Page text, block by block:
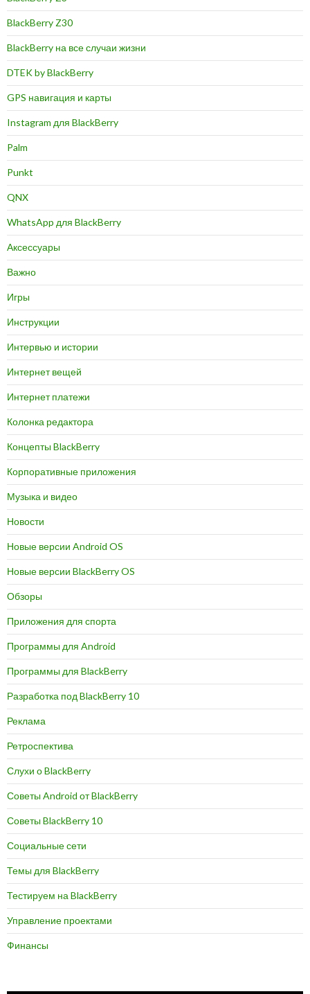
BlackBerry Z30
BlackBerry на все случаи жизни
DTEK by BlackBerry
GPS навигация и карты
Instagram для BlackBerry
Palm
Punkt
QNX
WhatsApp для BlackBerry
Аксессуары
Важно
Игры
Инструкции
Интервью и истории
Интернет вещей
Интернет платежи
Колонка редактора
Концепты BlackBerry
Корпоративные приложения
Музыка и видео
Новости
Новые версии Android OS
Новые версии BlackBerry OS
Обзоры
Приложения для спорта
Программы для Android
Программы для BlackBerry
Разработка под BlackBerry 10
Реклама
Ретроспектива
Слухи о BlackBerry
Советы Android от BlackBerry
Советы BlackBerry 10
Социальные сети
Темы для BlackBerry
Тестируем на BlackBerry
Управление проектами
Финансы